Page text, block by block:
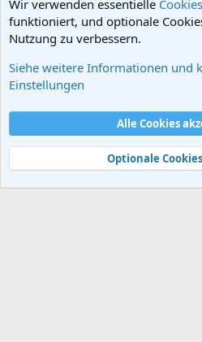
Das Römische Reich
Nutzungsbedingungen
Hilfe und Impressum
Start
R
S
Community platform by XenForo® © 2010-
Wir verwenden essentielle Cookies
funktioniert, und optionale
Nutzung zu verbessern.
Siehe weitere Informationen und
Einstellungen
Alle Cookies
Optionale